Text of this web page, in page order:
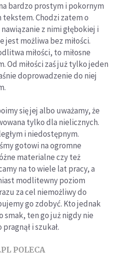
bardzo prostym i pokornym
Chodzi zatem o
z nimi głębokiej i
możliwa bez miłości.
miłości, to miłosne
Od miłości zaś już tylko jeden
doprowadzenie do niej
się jej albo uważamy, że
tylko dla nielicznych.
i niedostępnym.
gotowi na ogromne
materialne czy też
na to wiele lat pracy, a
modlitewny poziom
za cel niemożliwy do
go zdobyć. Kto jednak
smak, ten go już nigdy nie
i szukał.
POLECA